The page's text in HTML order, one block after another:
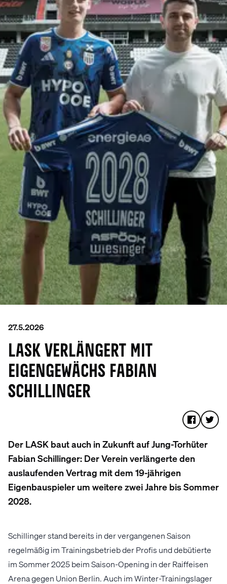
27.5.2026
LASK VERLÄNGERT MIT
EIGENGEWÄCHS FABIAN
SCHILLINGER
Der LASK baut auch in Zukunft auf Jung-Torhüter
Fabian Schillinger: Der Verein verlängerte den
auslaufenden Vertrag mit dem 19-jährigen
Eigenbauspieler um weitere zwei Jahre bis Sommer
2028.
Schillinger stand bereits in der vergangenen Saison
regelmäßig im Trainingsbetrieb der Profis und debütierte
im Sommer 2025 beim Saison-Opening in der Raiffeisen
Arena gegen Union Berlin. Auch im Winter-Trainingslager